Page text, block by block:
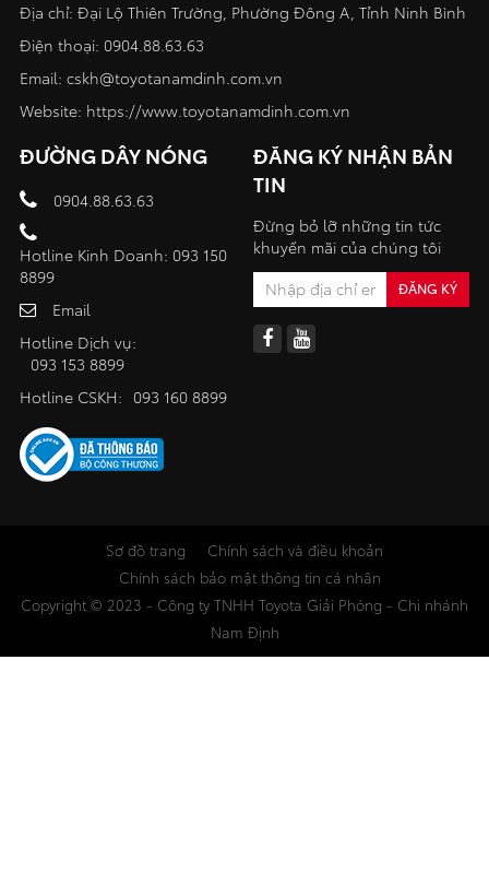
Địa chỉ: Đại Lộ Thiên Trường, Phường Đông A, Tỉnh Ninh Bình
Điện thoại: 0904.88.63.63
Email: cskh@toyotanamdinh.com.vn
Website: https://www.toyotanamdinh.com.vn
ĐƯỜNG DÂY NÓNG
0904.88.63.63
Hotline Kinh Doanh: 093 150
8899
Email
Hotline Dịch vụ:
093 153 8899
Hotline CSKH: 093 160 8899
ĐĂNG KÝ NHẬN BẢN
TIN
Đừng bỏ lỡ những tin tức
khuyến mãi của chúng tôi
Sơ đồ trang
Chính sách và điều khoản
Chính sách bảo mật thông tin cá nhân
Copyright © 2023 - Công ty TNHH Toyota Giải Phóng - Chi nhánh
Nam Định